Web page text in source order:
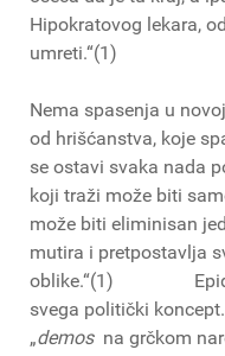
Hipokratovog lekara,
umreti.“(1)
Nema spasenja u
od hrišćanstva, koje
se ostavi svaka nada
koji traži može biti
može biti eliminisan
mutira i pretpostavlja
oblike.“(1)
svega politički
„demosna grčkom